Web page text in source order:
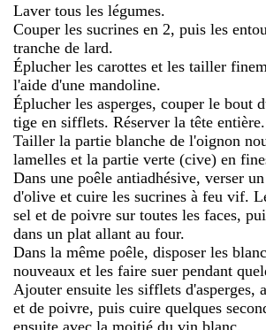
Laver tous les légumes.
Couper les sucrines en 2, puis les
tranche de lard.
Éplucher les carottes et les tailler
l'aide d'une mandoline.
Éplucher les asperges, couper le bout
tige en sifflets. Réserver la tête entière.
Tailler la partie blanche de l'oignon
lamelles et la partie verte (cive) en
Dans une poêle antiadhésive, verser
d'olive et cuire les sucrines à feu vif.
sel et de poivre sur toutes les faces,
dans un plat allant au four.
Dans la même poêle, disposer les
nouveaux et les faire suer pendant
Ajouter ensuite les sifflets d'asperges,
et de poivre, puis cuire quelques
ensuite avec la moitié du vin blanc.